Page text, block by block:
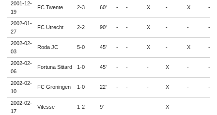
2001-12-
19
FC Twente 2-3 60' - - X - X -
2002-01-
27
FC Utrecht 2-2 90' - - X - - -
2002-02-
03
Roda JC 5-0 45' - - X - X -
2002-02-
06
Fortuna Sittard 1-0 45' - - - X - -
2002-02-
10
FC Groningen 1-0 22' - - - X - -
2002-02-
17
Vitesse 1-2 9' - - - X - -